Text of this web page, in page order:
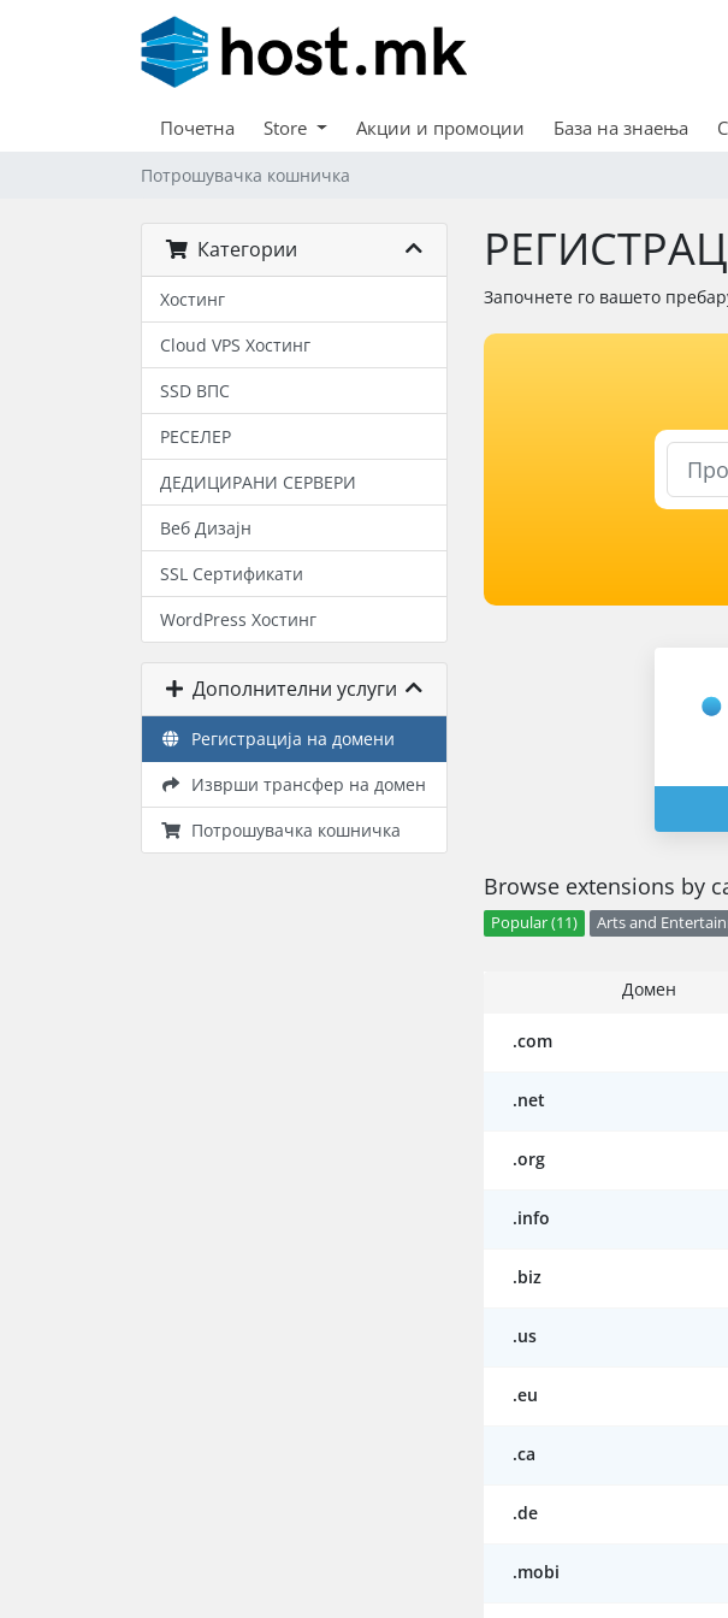
Почетна Store Акции и промоции База на знаења
Потрошувачка кошничка
Категории
Хостинг
Cloud VPS Хостинг
SSD ВПС
РЕСЕЛЕР
ДЕДИЦИРАНИ СЕРВЕРИ
Веб Дизајн
SSL Сертификати
WordPress Хостинг
Дополнителни услуги
Регистрација на домени
Изврши трансфер на домен
Потрошувачка кошничка
Започнете го вашето
Browse extensions by
Popular (11) Arts and
Домен
.com
.net
.org
.info
.biz
.us
.eu
.ca
.de
.mobi